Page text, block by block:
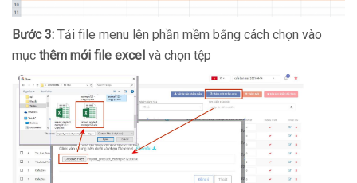
Bước 3: Tải file menu lên phần mềm bằng cách chọn vào
mục thêm mới file excel và chọn tệp